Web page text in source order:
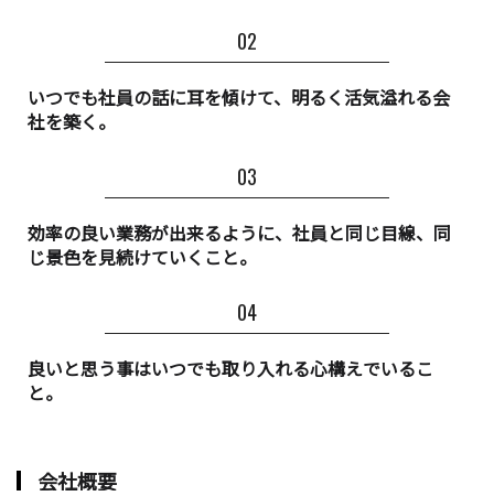
いつでも社員の話に耳を傾けて、明るく活気溢れる会
社を築く。
効率の良い業務が出来るように、社員と同じ目線、同
じ景色を見続けていくこと。
良いと思う事はいつでも取り入れる心構えでいるこ
と。
会社概要